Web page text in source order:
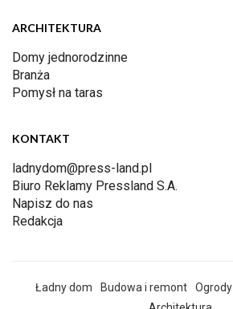
ARCHITEKTURA
Domy jednorodzinne
Branża
Pomysł na taras
KONTAKT
ladnydom@press-land.pl
Biuro Reklamy Pressland S.A.
Napisz do nas
Redakcja
Ładny dom Budowa i remont Ogrody